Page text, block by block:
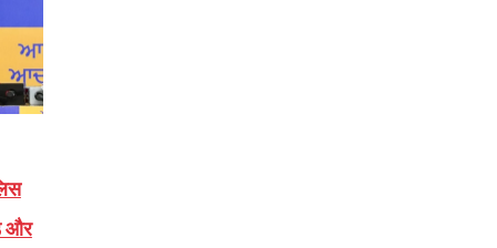
और